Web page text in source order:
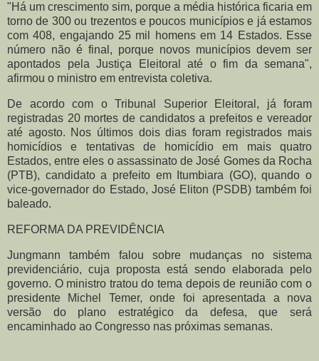
"Há um crescimento sim, porque a média histórica ficaria em
torno de 300 ou trezentos e poucos municípios e já estamos
com 408, engajando 25 mil homens em 14 Estados. Esse
número não é final, porque novos municípios devem ser
apontados pela Justiça Eleitoral até o fim da semana",
afirmou o ministro em entrevista coletiva.
De acordo com o Tribunal Superior Eleitoral, já foram
registradas 20 mortes de candidatos a prefeitos e vereador
até agosto. Nos últimos dois dias foram registrados mais
homicídios e tentativas de homicídio em mais quatro
Estados, entre eles o assassinato de José Gomes da Rocha
(PTB), candidato a prefeito em Itumbiara (GO), quando o
vice-governador do Estado, José Eliton (PSDB) também foi
baleado.
REFORMA DA PREVIDÊNCIA
Jungmann também falou sobre mudanças no sistema
previdenciário, cuja proposta está sendo elaborada pelo
governo. O ministro tratou do tema depois de reunião com o
presidente Michel Temer, onde foi apresentada a nova
versão do plano estratégico da defesa, que será
encaminhado ao Congresso nas próximas semanas.